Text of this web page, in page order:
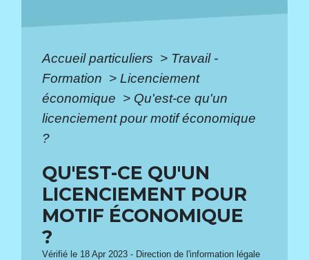
Accueil particuliers > Travail -
Formation > Licenciement
économique > Qu'est-ce qu'un
licenciement pour motif économique
?
QU'EST-CE QU'UN
LICENCIEMENT POUR
MOTIF ÉCONOMIQUE
?
Vérifié le 18 Apr 2023 - Direction de l'information légale